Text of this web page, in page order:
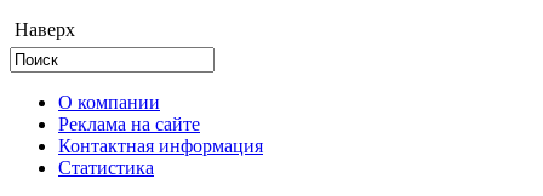
Наверх
О компании
Реклама на сайте
Контактная информация
Статистика